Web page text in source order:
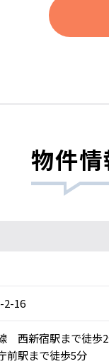
物件情
2-16
西新宿駅まで徒歩
駅まで徒歩5分